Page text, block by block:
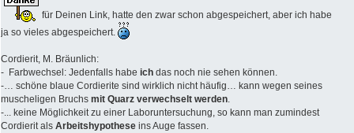
für Deinen Link, hatte den zwar schon abgespeichert, aber ich habe
ja so vieles abgespeichert.
Cordierit, M. Bräunlich:
- Farbwechsel: Jedenfalls habe ich das noch nie sehen können.
-… schöne blaue Cordierite sind wirklich nicht häufig… kann wegen seines
muscheligen Bruchs mit Quarz verwechselt werden.
-... keine Möglichkeit zu einer Laboruntersuchung, so kann man zumindest
Cordierit als Arbeitshypothese ins Auge fassen.